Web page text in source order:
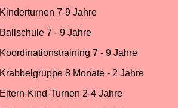
Kinderturnen 7-9 Jahre
Ballschule 7 - 9 Jahre
Koordinationstraining 7 - 9 Jahre
Krabbelgruppe 8 Monate - 2 Jahre
Eltern-Kind-Turnen 2-4 Jahre